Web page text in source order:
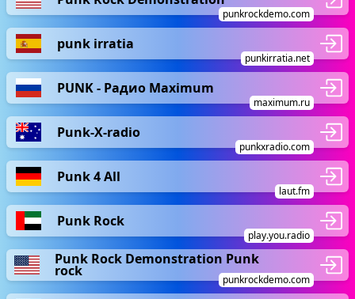
punkrockdemo.com
punk irratia
punkirratia.net
PUNK - Радио Maximum
maximum.ru
Punk-X-radio
punkxradio.com
Punk 4 All
laut.fm
Punk Rock
play.you.radio
Punk Rock Demonstration Punk
rock
punkrockdemo.com